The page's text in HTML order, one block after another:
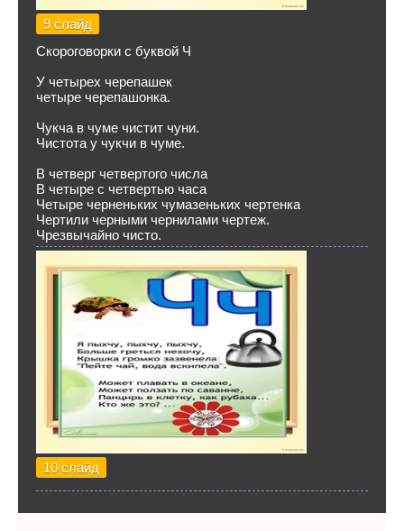
9 слайд
Скороговорки с буквой Ч
У четырех черепашек
четыре черепашонка.
Чукча в чуме чистит чуни.
Чистота у чукчи в чуме.
В четверг четвертого числа
В четыре с четвертью часа
Четыре черненьких чумазеньких чертенка
Чертили черными чернилами чертеж.
Чрезвычайно чисто.
10 слайд